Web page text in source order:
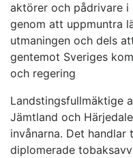
aktörer och pådrivare
genom att uppmuntra
utmaningen och dels
gentemot Sveriges
och regering
Landstingsfullmäktige
Jämtland och
invånarna. Det
diplomerade